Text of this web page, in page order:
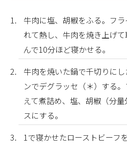
牛肉に塩、胡椒をふる。フ
れて熱し、牛肉を焼き上げ
んで10分ほど寝かせる。
牛肉を焼いた鍋で千切りに
ンでデグラッセ（＊）する
えて煮詰め、塩、胡椒（分
スにする。
1で寝かせたローストビーフ